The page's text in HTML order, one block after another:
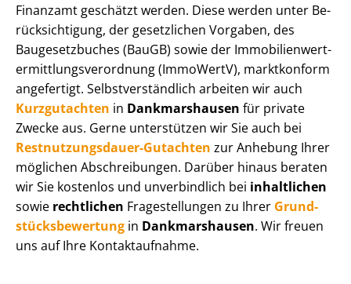
Finanzamt geschätzt werden. Diese werden unter Be­
rück­sich­ti­gung, der gesetzlichen Vorgaben, des
Baugesetzbuches (BauGB) sowie der Im­mo­bi­li­en­wert­
ermitt­lungs­ver­ord­nung (ImmoWertV), marktkonform
angefertigt. Selbst­ver­ständ­lich arbeiten wir auch
Kurzgutachten in Dankmarshausen für private
Zwecke aus. Gerne unterstützen wir Sie auch bei
Rest­nut­zungs­dau­er-Gutachten zur Anhebung Ihrer
möglichen Abschreibungen. Darüber hinaus beraten
wir Sie kostenlos und unverbindlich bei inhaltlichen
sowie rechtlichen Fragestellungen zu Ihrer Grund­
stücks­be­wer­tung in Dankmarshausen. Wir freuen
uns auf Ihre Kontaktaufnahme.